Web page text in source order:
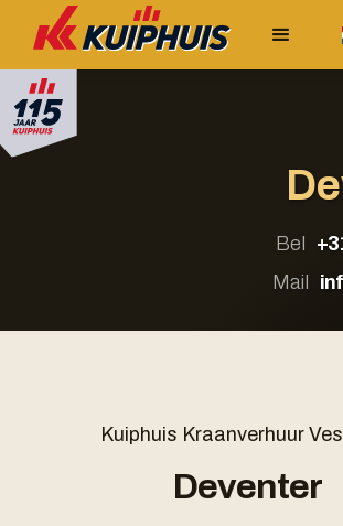
Bel
Mail
Kuiphuis Kraanverhuur
Deventer